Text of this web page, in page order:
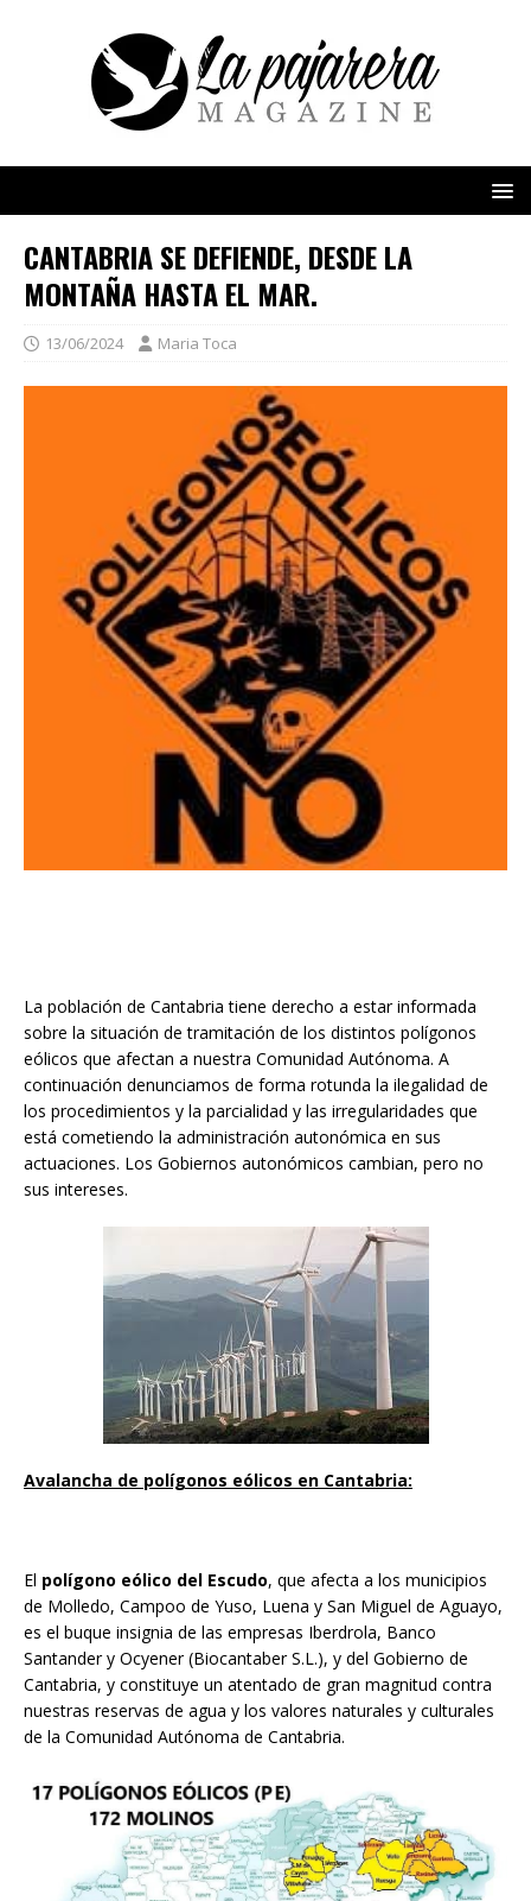
CANTABRIA SE DEFIENDE, DESDE LA
MONTAÑA HASTA EL MAR.
13/06/2024 Maria Toca
La población de Cantabria tiene derecho a estar informada
sobre la situación de tramitación de los distintos polígonos
eólicos que afectan a nuestra Comunidad Autónoma. A
continuación denunciamos de forma rotunda la ilegalidad de
los procedimientos y la parcialidad y las irregularidades que
está cometiendo la administración autonómica en sus
actuaciones. Los Gobiernos autonómicos cambian, pero no
sus intereses.
Avalancha de polígonos eólicos en Cantabria:
El polígono eólico del Escudo, que afecta a los municipios
de Molledo, Campoo de Yuso, Luena y San Miguel de Aguayo,
es el buque insignia de las empresas Iberdrola, Banco
Santander y Ocyener (Biocantaber S.L.), y del Gobierno de
Cantabria, y constituye un atentado de gran magnitud contra
nuestras reservas de agua y los valores naturales y culturales
de la Comunidad Autónoma de Cantabria.